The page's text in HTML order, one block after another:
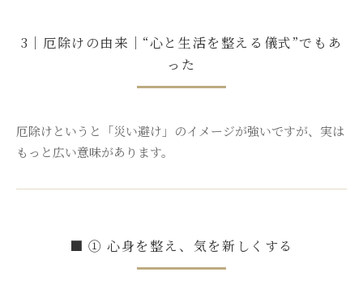
3｜厄除けの由来｜“心と生活を整える儀式”でもあ
った
厄除けというと「災い避け」のイメージが強いですが、実は
もっと広い意味があります。
■ ① 心身を整え、気を新しくする